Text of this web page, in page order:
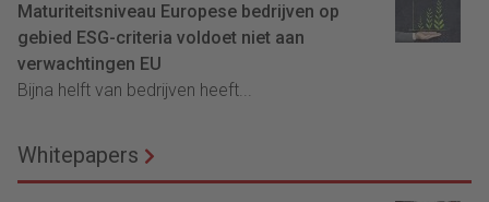
Maturiteitsniveau Europese bedrijven op
gebied ESG-criteria voldoet niet aan
verwachtingen EU
Bijna helft van bedrijven heeft...
Whitepapers